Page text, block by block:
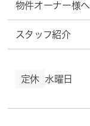
物件オーナー様へ
スタッフ紹介
定休 水曜日